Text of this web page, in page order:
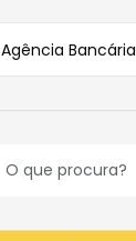
Agência Bancária